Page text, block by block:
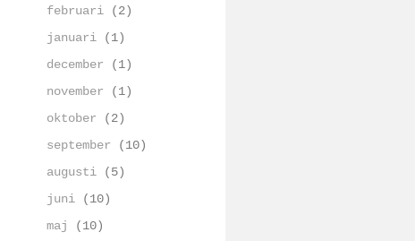
februari (2)
januari (1)
december (1)
november (1)
oktober (2)
september (10)
augusti (5)
juni (10)
maj
(10)